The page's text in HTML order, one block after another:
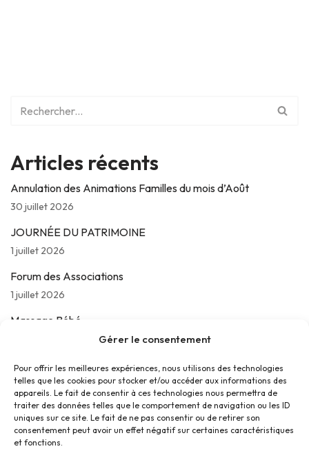
Gérer le consentement
Pour offrir les meilleures expériences, nous utilisons des technologies
telles que les cookies pour stocker et/ou accéder aux informations des
appareils. Le fait de consentir à ces technologies nous permettra de
traiter des données telles que le comportement de navigation ou les ID
uniques sur ce site. Le fait de ne pas consentir ou de retirer son
consentement peut avoir un effet négatif sur certaines caractéristiques
et fonctions.
Articles récents
Annulation des Animations Familles du mois d’Août
30 juillet 2026
JOURNÉE DU PATRIMOINE
1 juillet 2026
Forum des Associations
1 juillet 2026
Massage Bébé
Les jeudis de La Parolière
16 juin 2026